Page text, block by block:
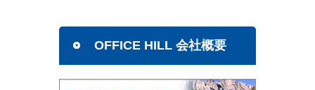
OFFICE HILL 会社概要